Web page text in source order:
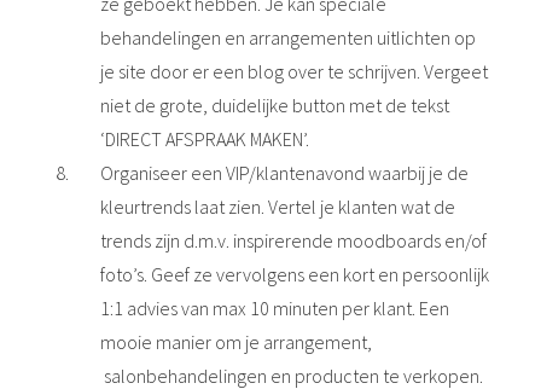
behandelingen en arrangementen uitlichten op
je site door er een blog over te schrijven. Vergeet
niet de grote, duidelijke button met de tekst
‘DIRECT AFSPRAAK MAKEN’.
Organiseer een VIP/klantenavond waarbij je de
kleurtrends laat zien. Vertel je klanten wat de
trends zijn d.m.v. inspirerende moodboards en/of
foto’s. Geef ze vervolgens een kort en persoonlijk
1:1 advies van max 10 minuten per klant. Een
mooie manier om je arrangement,
salonbehandelingen en producten te verkopen.